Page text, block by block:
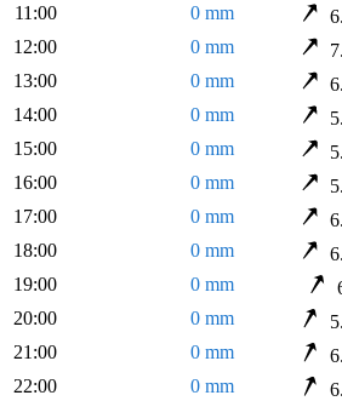
11:00
0 mm
12:00
0 mm
13:00
0 mm
14:00
0 mm
15:00
0 mm
16:00
0 mm
17:00
0 mm
18:00
0 mm
19:00
0 mm
20:00
0 mm
21:00
0 mm
22:00
0 mm